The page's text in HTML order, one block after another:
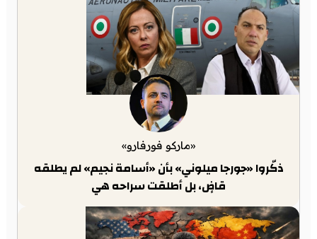
«ماركو فورفارو»
ذكّروا «جورجا ميلوني» بأن «أسامة نجيم» لم يطلقه
قاضٍ، بل أطلقت سراحه هي